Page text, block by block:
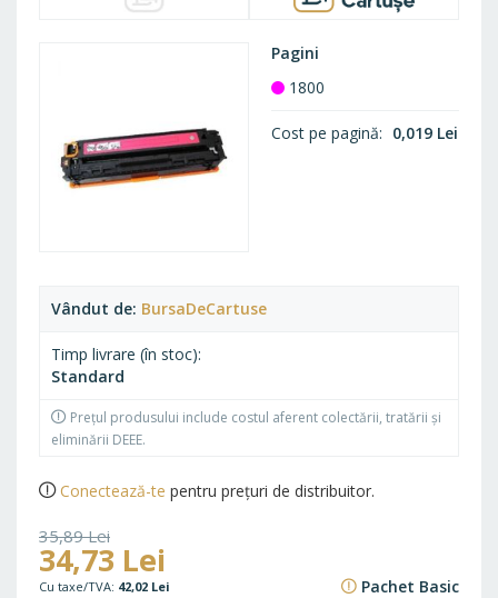
Vândut de BursaDeCartuse
Timp livrare (în stoc)
Standard
Prețul produsului include costul aferent colectării, tratării și
eliminării DEEE.
Pagini
1800
Cost pe pagină 0,019 Lei
Conectează-te pentru prețuri de distribuitor.
35,89 Lei
43,43 Lei
34,73 Lei
42,02 Lei Pachet Basic